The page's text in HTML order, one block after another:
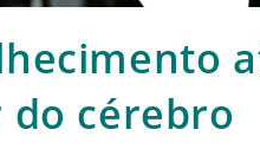
do cérebro